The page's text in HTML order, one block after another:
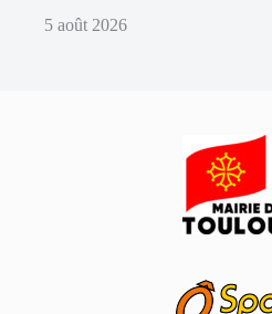
5 août 2026